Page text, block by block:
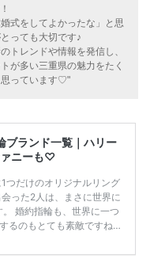
式をしてよかったな」と思
っても大切です♪
トレンドや情報を発信し、
が多い三重県の魅力をたく
思っています♡"
ブランド一覧｜ハリー
ァニーも♡
つだけのオリジナルリング
った2人は、まさに世界に
婚約指輪も、世界に一つ
るのもとても素敵ですね♡
なります。 上戸彩さん・H